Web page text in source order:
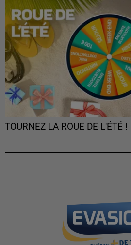
TOURNEZ LA ROUE DE L'ÉTÉ !